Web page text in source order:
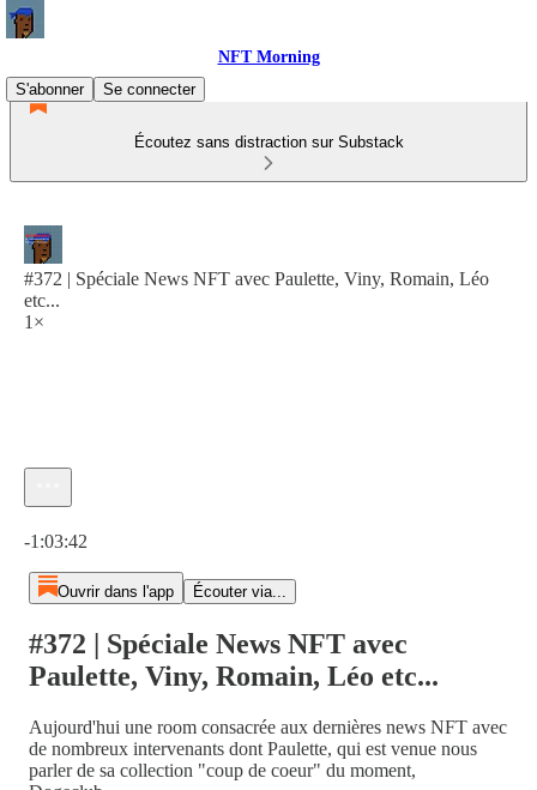
NFT Morning
S'abonner
Se connecter
Écoutez sans distraction sur Substack
#372 | Spéciale News NFT avec Paulette, Viny, Romain, Léo
etc...
1×
-1:03:42
Ouvrir dans l'app Écouter via...
#372 | Spéciale News NFT avec
Paulette, Viny, Romain, Léo etc...
Aujourd'hui une room consacrée aux dernières news NFT avec
de nombreux intervenants dont Paulette, qui est venue nous
parler de sa collection "coup de coeur" du moment,